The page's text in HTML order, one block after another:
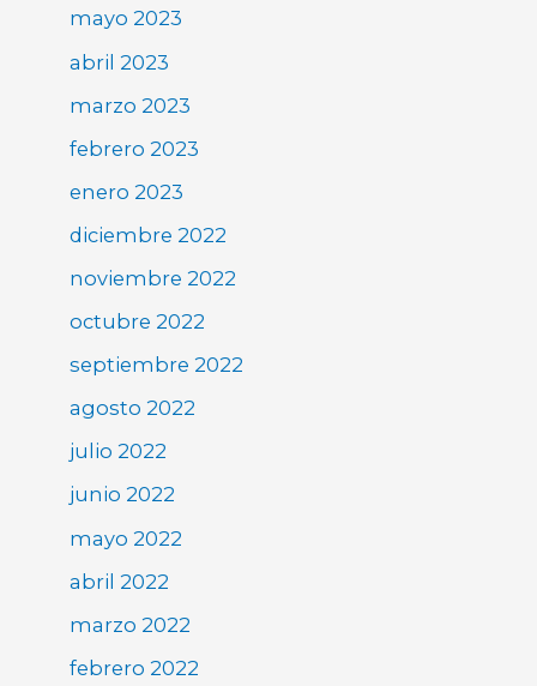
mayo 2023
abril 2023
marzo 2023
febrero 2023
enero 2023
diciembre 2022
noviembre 2022
octubre 2022
septiembre 2022
agosto 2022
julio 2022
junio 2022
mayo 2022
abril 2022
marzo 2022
febrero 2022